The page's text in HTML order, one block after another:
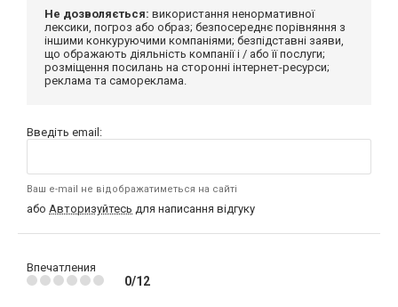
Не дозволяється: використання ненормативної
лексики, погроз або образ; безпосереднє порівняння з
іншими конкуруючими компаніями; безпідставні заяви,
що ображають діяльність компанії і / або її послуги;
розміщення посилань на сторонні інтернет-ресурси;
реклама та самореклама.
Введіть email:
Ваш e-mail не відображатиметься на сайті
або Авторизуйтесь для написання відгуку
Впечатления
0/12